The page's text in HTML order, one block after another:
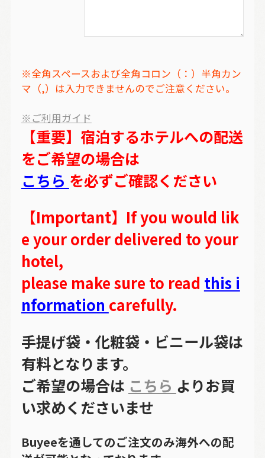
※全角スペースおよび全角コロン（：）半角カン
マ（,）は入力できませんのでご注意ください。
※ご利用ガイド
【重要】宿泊するホテルへの配送
をご希望の場合は
こちら を必ずご確認ください
【Important】If you would lik
e your order delivered to your
hotel,
please make sure to read this i
nformation carefully.
手提げ袋・化粧袋・ビニール袋は
有料となります。
ご希望の場合は こちら よりお買
い求めくださいませ
Buyeeを通してのご注文のみ海外への配